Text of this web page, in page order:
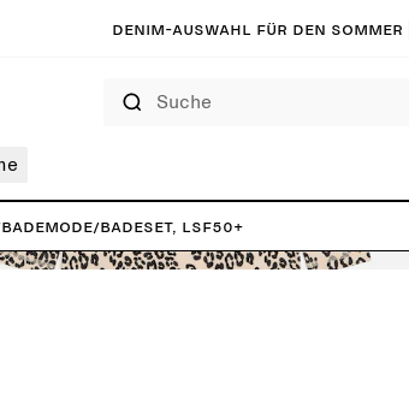
Denim-Auswahl für den Sommer |
Bademode/Badeset, LSF50+